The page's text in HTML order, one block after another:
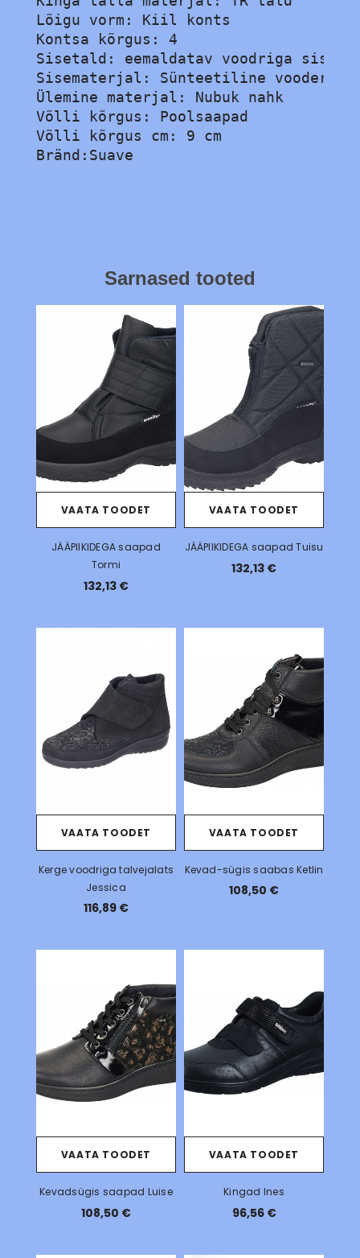
Lõigu vorm: Kiil konts
Kontsa kõrgus: 4
Sisetald: eemaldatav voodriga
Sisematerjal: Sünteetiline vooder
Ülemine materjal: Nubuk nahk
Võlli kõrgus: Poolsaapad
Võlli kõrgus cm: 9 cm
Bränd:Suave
Sarnased tooted
VAATA TOODET
JÄÄPIIKIDEGA saapad
Tormi
132,13 €
VAATA TOODET
JÄÄPIIKIDEGA saapad Tuisu
132,13 €
VAATA TOODET
Kerge voodriga talvejalats
Jessica
116,89 €
VAATA TOODET
Kevad-sügis saabas Ketlin
108,50 €
VAATA TOODET
Kevadsügis saapad Luise
108,50 €
VAATA TOODET
Kingad Ines
96,56 €